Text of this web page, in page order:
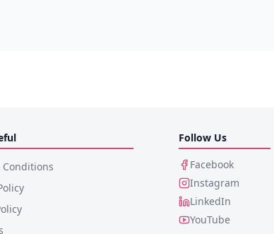
Conditions
Follow Us
Facebook
Instagram
LinkedIn
YouTube